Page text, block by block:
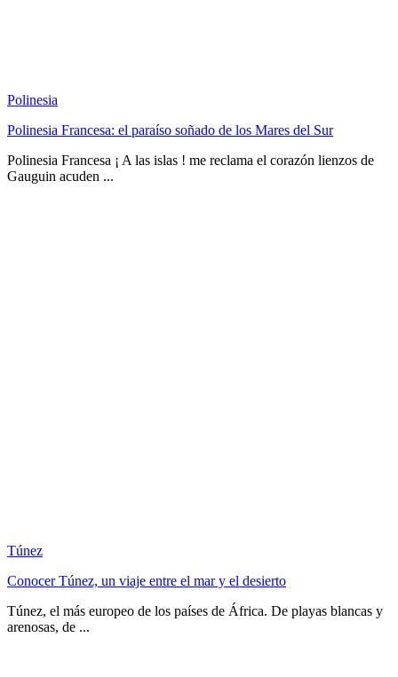
Polinesia
Polinesia Francesa: el paraíso soñado de los Mares del Sur
Polinesia Francesa ¡ A las islas ! me reclama el corazón lienzos de
Gauguin acuden ...
Túnez
Conocer Túnez, un viaje entre el mar y el desierto
Túnez, el más europeo de los países de África. De playas blancas y
arenosas, de ...